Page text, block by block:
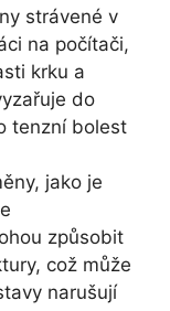
strávené v
na počítači,
krku a
do
tenzní bolest
jako je
způsobit
což může
narušují